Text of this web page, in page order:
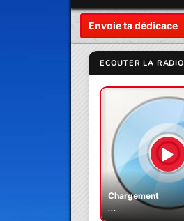
Envoie ta dédicace
ECOUTER LA RADIO
Chargement
...